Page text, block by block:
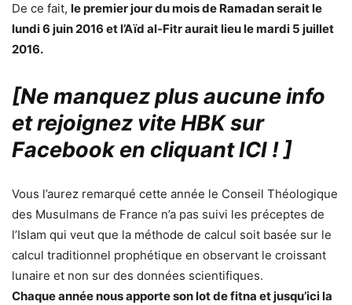
De ce fait, le premier jour du mois de Ramadan serait le
lundi 6 juin 2016 et l’Aïd al-Fitr aurait lieu le mardi 5 juillet
2016.
[Ne manquez plus aucune info
et rejoignez vite HBK sur
Facebook en cliquant ICI !]
Vous l’aurez remarqué cette année le Conseil Théologique
des Musulmans de France n’a pas suivi les préceptes de
l’Islam qui veut que la méthode de calcul soit basée sur le
calcul traditionnel prophétique en observant le croissant
lunaire et non sur des données scientifiques.
Chaque année nous apporte son lot de fitna et jusqu’ici la